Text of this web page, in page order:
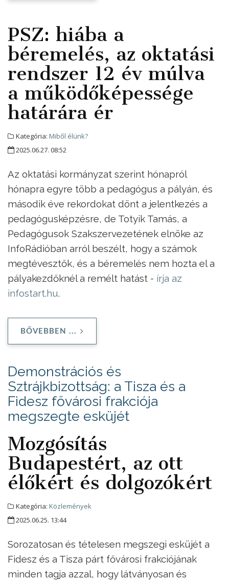
PSZ: hiába a
béremelés, az oktatási
rendszer 12 év múlva
a működőképessége
határára ér
Kategória: Miből élünk?
2025.06.27. 08:52
Az oktatási kormányzat szerint hónapról
hónapra egyre több a pedagógus a pályán, és
második éve rekordokat dönt a jelentkezés a
pedagógusképzésre, de Totyik Tamás, a
Pedagógusok Szakszervezetének elnöke az
InfoRádióban arról beszélt, hogy a számok
megtévesztők, és a béremelés nem hozta el a
pályakezdőknél a remélt hatást - írja az
infostart.hu.
BŐVEBBEN ...
Demonstrációs és
Sztrájkbizottság: a Tisza és a
Fidesz fővárosi frakciója
megszegte esküjét
Mozgósítás
Budapestért, az ott
élőkért és dolgozókért
Kategória: Közlemények
2025.06.25. 13:44
Sorozatosan és tételesen megszegi esküjét a
Fidesz és a Tisza párt fővárosi frakciójának
minden tagja azzal, hogy látványosan és